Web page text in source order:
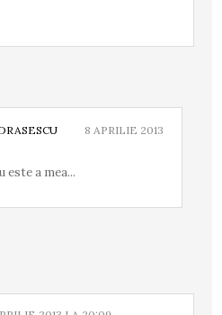
8 APRILIE 2013
este a mea...